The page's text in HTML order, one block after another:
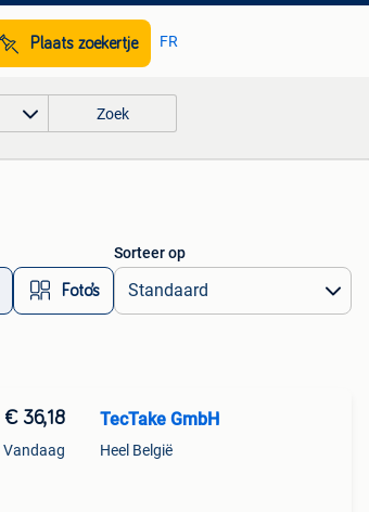
Plaats zoekertje FR
Zoek
Foto’s
Sorteer op
€ 36,18
Vandaag
TecTake GmbH
Heel België